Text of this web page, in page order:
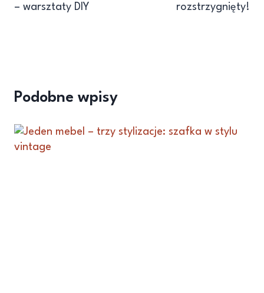
– warsztaty DIY
rozstrzygnięty!
Podobne wpisy